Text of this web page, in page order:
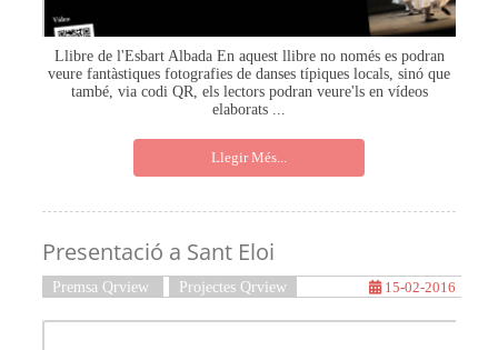
Llibre de l'Esbart Albada En aquest llibre no només es podran
veure fantàstiques fotografies de danses típiques locals, sinó que
també, via codi QR, els lectors podran veure'ls en vídeos
elaborats ...
Llegir Més...
Presentació a Sant Eloi
Premsa Qrview Projectes Qrview 15-02-2016